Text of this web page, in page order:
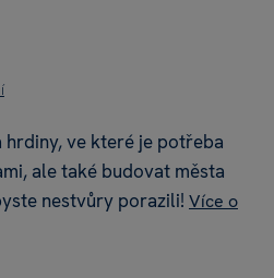
hrdiny, ve které je potřeba
ale také budovat města
nestvůry porazili! Více o